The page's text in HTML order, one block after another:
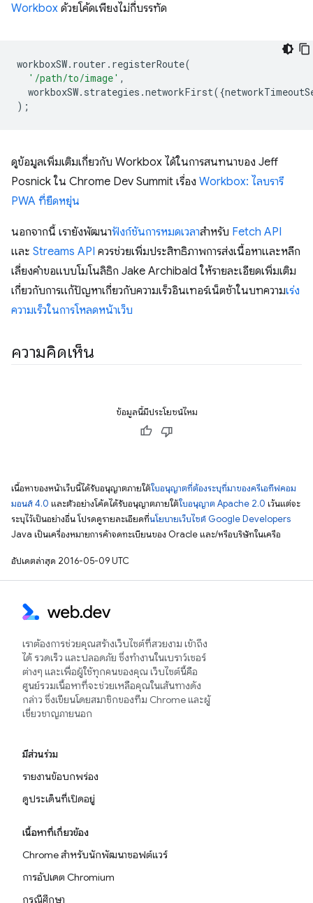
Workbox ด้วยโค้ดเพียงไม่กี่บรรทัด
workboxSW. router . registerRoute(
'/path/to/image' ,
workboxSW. strategies .networkFirst({
);
ดูข้อมูลเพิ่มเติมเกี่ยวกับ Workbox ได้ในการสนทนาของ Jeff
Posnick ใน Chrome Dev Summit เรื่อง Workbox: ไลบรารี
PWA ที่ยืดหยุ่น
นอกจากนี้ เรายังพัฒนาฟังก์ชันการหมดเวลาสำหรับ Fetch API
และ Streams API ควรช่วยเพิ่มประสิทธิภาพการส่งเนื้อหาและหลีก
เลี่ยงคำขอแบบโมโนลิธิก Jake Archibald ให้รายละเอียดเพิ่มเติม
เกี่ยวกับการแก้ปัญหาเกี่ยวกับความเร็วอินเทอร์เน็ตช้าในบทความเร่ง
ความเร็วในการโหลดหน้าเว็บ
ความคิดเห็น
ข้อมูลนี้มีประโยชน์ไหม
เนื้อหาของหน้าเว็บนี้ได้รับอนุญาตภายใต้ใบอนุญาตที่ต้องระบุที่มาของครีเอทีฟคอม
มอนส์ 4.0 และตัวอย่างโค้ดได้รับอนุญาตภายใต้ใบอนุญาต Apache 2.0 เว้นแต่จะ
ระบุไว้เป็นอย่างอื่น โปรดดูรายละเอียดที่นโยบายเว็บไซต์ Google Developers
Java เป็นเครื่องหมายการค้าจดทะเบียนของ Oracle และ/หรือบริษัทในเครือ
อัปเดตล่าสุด 2016-05-09 UTC
เราต้องการช่วยคุณสร้างเว็บไซต์ที่สวยงาม เข้าถึง
ได้ รวดเร็ว และปลอดภัย ซึ่งทำงานในเบราว์เซอร์
ต่างๆ และเพื่อผู้ใช้ทุกคนของคุณ เว็บไซต์นี้คือ
ศูนย์รวมเนื้อหาที่จะช่วยเหลือคุณในเส้นทางดัง
กล่าว ซึ่งเขียนโดยสมาชิกของทีม Chrome และผู้
เชี่ยวชาญภายนอก
มีส่วนร่วม
รายงานข้อบกพร่อง
ดูประเด็นที่เปิดอยู่
เนื้อหาที่เกี่ยวข้อง
Chrome สำหรับนักพัฒนาซอฟต์แวร์
การอัปเดต Chromium
กรณีศึกษา